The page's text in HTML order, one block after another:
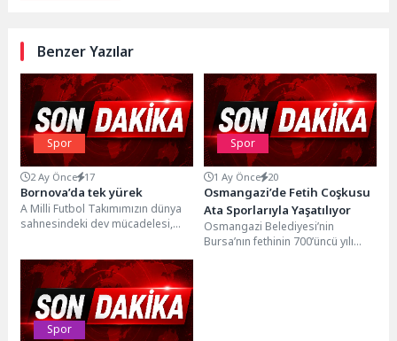
Benzer Yazılar
Spor
2 Ay Önce 17
Bornova’da tek yürek
A Milli Futbol Takımımızın dünya
sahnesindeki dev mücadelesi,
ilçenin...
Spor
1 Ay Önce 20
Osmangazi’de Fetih Coşkusu
Ata Sporlarıyla Yaşatılıyor
Osmangazi Belediyesi’nin
Bursa’nın fethinin 700’üncü yılı
Spor